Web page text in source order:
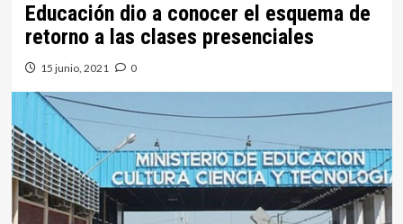
Educación dio a conocer el esquema de
retorno a las clases presenciales
15 junio, 2021 0